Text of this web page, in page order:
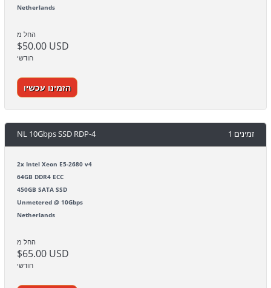
Netherlands
החל מ
$50.00 USD
חודשי
הזמינו עכשיו
NL 10Gbps SSD RDP-4 1 זמינים
2x Intel Xeon E5-2680 v4
64GB DDR4 ECC
450GB SATA SSD
Unmetered @ 10Gbps
Netherlands
החל מ
$65.00 USD
חודשי